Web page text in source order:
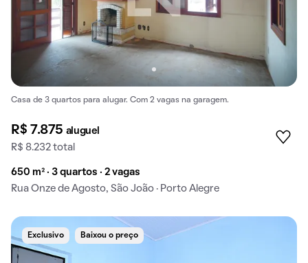
Casa de 3 quartos para alugar. Com 2 vagas na garagem.
R$ 7.875 aluguel
R$ 8.232 total
650 m² · 3 quartos · 2 vagas
Rua Onze de Agosto, São João · Porto Alegre
Exclusivo Baixou o preço